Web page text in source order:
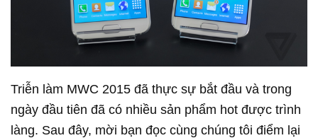
Triễn làm MWC 2015 đã thực sự bắt đầu và trong
ngày đầu tiên đã có nhiều sản phẩm hot được trình
làng. Sau đây, mời bạn đọc cùng chúng tôi điểm lại